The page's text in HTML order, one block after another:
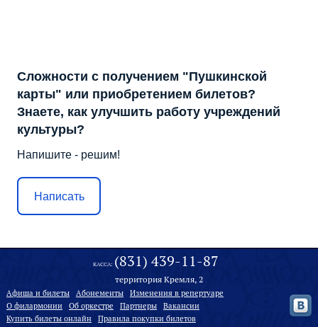
Сложности с получением "Пушкинской
карты" или приобретением билетов?
Знаете, как улучшить работу учреждений
культуры?
Напишите - решим!
Написать
КАССА: (831) 439-11-87
территория Кремля, 2
Афиша и билеты Абонементы
Изменения в репертуаре
О филармонии
Oб оркестре Партнеры
Вакансии
Купить билеты онлайн
Правила покупки билетов